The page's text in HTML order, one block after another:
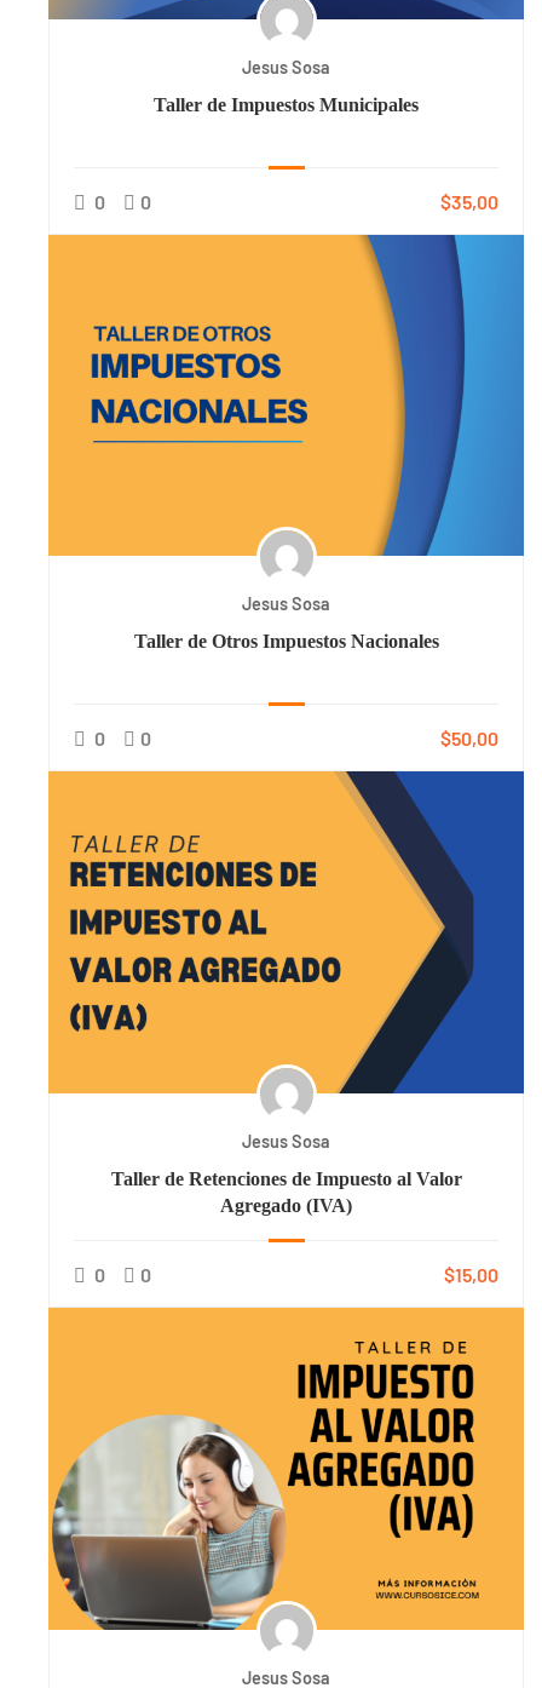
Jesus Sosa
Taller de Impuestos Municipales
0 0 $35,00
Jesus Sosa
Taller de Otros Impuestos Nacionales
0 0 $50,00
Jesus Sosa
Taller de Retenciones de Impuesto al Valor
Agregado (IVA)
0 0 $15,00
Jesus Sosa